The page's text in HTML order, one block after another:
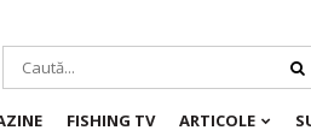
FISHING TV ARTICOLE